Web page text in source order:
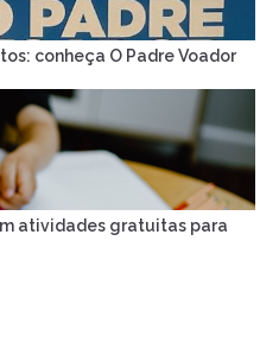
conheça O Padre Voador
atividades gratuitas para